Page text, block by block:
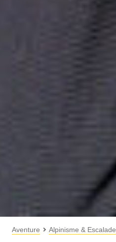
Aventure Alpinisme & Escalade